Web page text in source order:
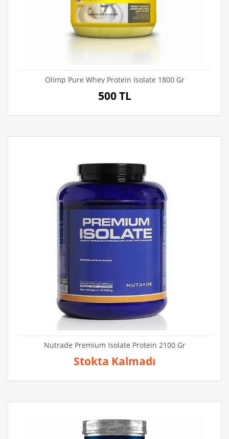
Olimp Pure Whey Protein Isolate 1800 Gr
500 TL
Nutrade Premium Isolate Protein 2100 Gr
Stokta Kalmadı